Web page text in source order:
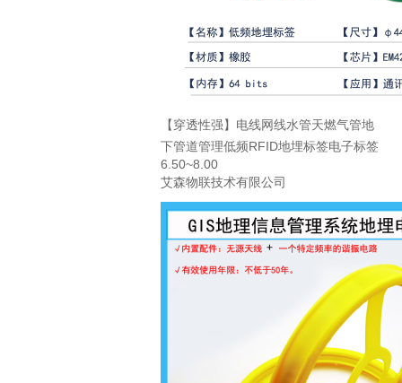
【穿透性强】电线网线水管天燃气管地
下管道管理低频RFID地埋标签电子标签
6.50~8.00
艾森物联技术有限公司